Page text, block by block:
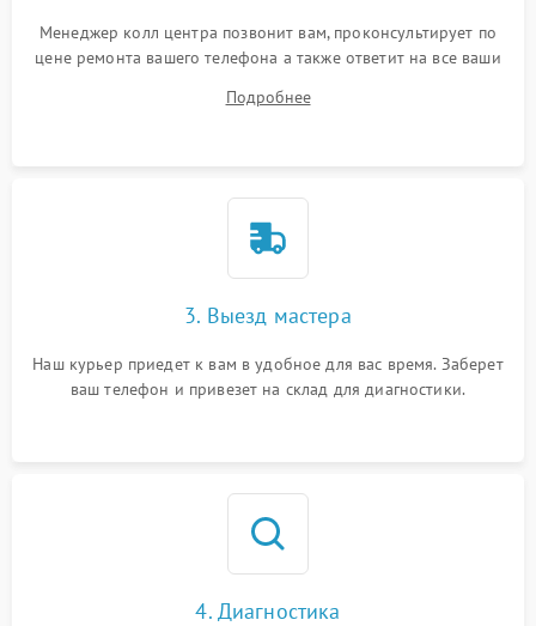
Менеджер колл центра позвонит вам, проконсультирует по
цене ремонта вашего телефона а также ответит на все ваши
Подробнее
3. Выезд мастера
Наш курьер приедет к вам в удобное для вас время. Заберет
ваш телефон и привезет на склад для диагностики.
4. Диагностика